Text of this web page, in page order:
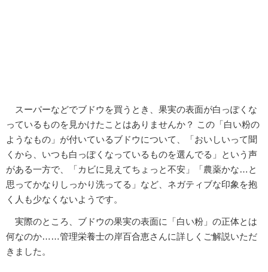
スーパーなどでブドウを買うとき、果実の表面が白っぽくな
っているものを見かけたことはありませんか？ この「白い粉の
ようなもの」が付いているブドウについて、「おいしいって聞
くから、いつも白っぽくなっているものを選んでる」という声
がある一方で、「カビに見えてちょっと不安」「農薬かな…と
思ってかなりしっかり洗ってる」など、ネガティブな印象を抱
く人も少なくないようです。
実際のところ、ブドウの果実の表面に「白い粉」の正体とは
何なのか……管理栄養士の岸百合恵さんに詳しくご解説いただ
きました。